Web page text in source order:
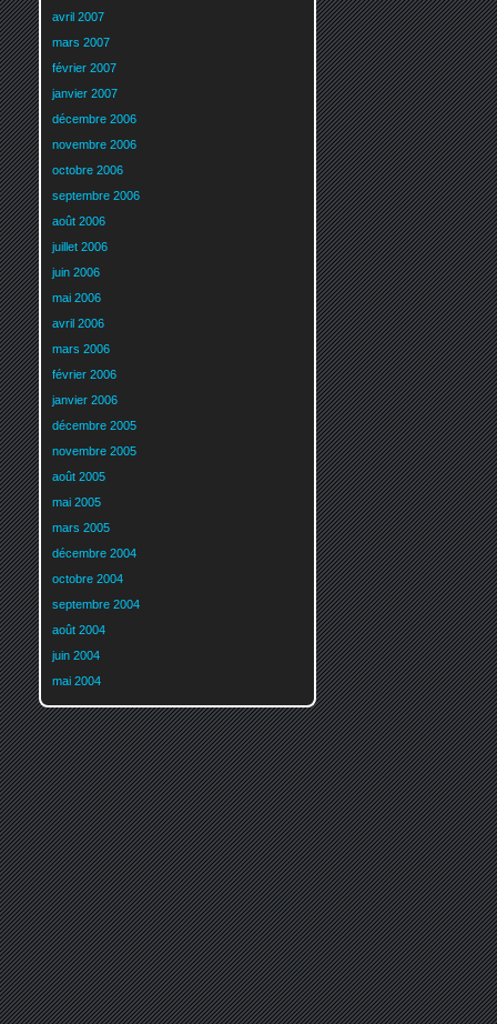
avril 2007
mars 2007
février 2007
janvier 2007
décembre 2006
novembre 2006
octobre 2006
septembre 2006
août 2006
juillet 2006
juin 2006
mai 2006
avril 2006
mars 2006
février 2006
janvier 2006
décembre 2005
novembre 2005
août 2005
mai 2005
mars 2005
décembre 2004
octobre 2004
septembre 2004
août 2004
juin 2004
mai 2004